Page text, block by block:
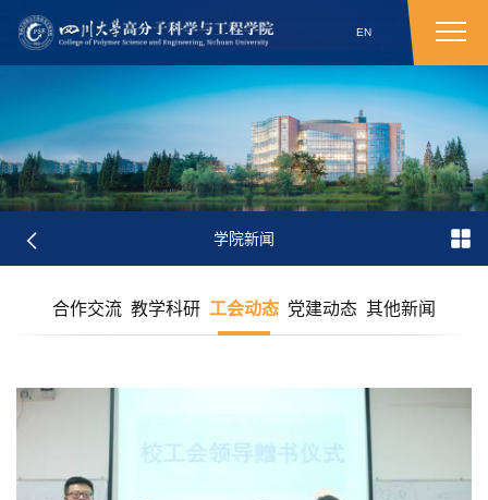
EN
学院新闻
合作交流 教学科研 工会动态 党建动态 其他新闻